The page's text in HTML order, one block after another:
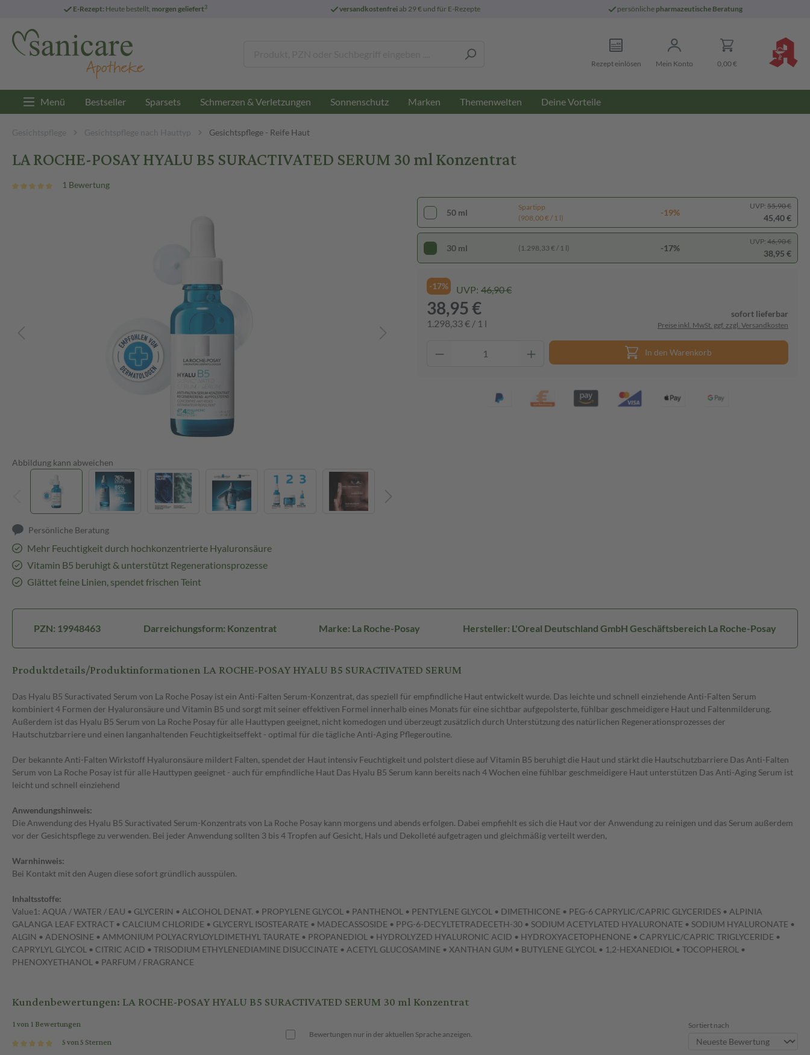
E-Rezept: Heute bestellt, morgen geliefert3 versandkostenfreiab 29 € und für E-Rezepte persönliche pharmazeutische Beratung
Rezept einlösen Mein Konto 0,00 €
Menü Bestseller Sparsets Schmerzen & Verletzungen Sonnenschutz Marken Themenwelten Deine Vorteile
Gesichtspflege Gesichtspflege nach Hauttyp Gesichtspflege - Reife Haut
LA ROCHE-POSAY HYALU B5 SURACTIVATED SERUM 30 ml Konzentrat
1 Bewertung
Abbildung kann abweichen
Persönliche Beratung
Mehr Feuchtigkeit durch hochkonzentrierte Hyaluronsäure
Vitamin B5 beruhigt & unterstützt Regenerationsprozesse
Glättet feine Linien, spendet frischen Teint
50 ml
Spartipp
(908,00 € / 1 l)
-19%
UVP: 55,90 €
45,40 €
30 ml (1.298,33 € / 1 l) -17%
UVP: 46,90 €
38,95 €
-17% UVP: 46,90 €
38,95 €
1.298,33 € / 1 l
sofort lieferbar
Preise inkl. MwSt. ggf. zzgl. Versandkosten
In den Warenkorb
PZN: 19948463 Darreichungsform: Konzentrat Marke: La Roche-Posay Hersteller: L'Oreal Deutschland GmbH Geschäftsbereich La Roche-Posay
Produktdetails/Produktinformationen LA ROCHE-POSAY HYALU B5 SURACTIVATED SERUM
Das Hyalu B5 Suractivated Serum von La Roche Posay ist ein Anti-Falten Serum-Konzentrat, das speziell für empfindliche Haut entwickelt wurde. Das leichte und schnell einziehende Anti-Falten Serum
kombiniert 4 Formen der Hyaluronsäure und Vitamin B5 und sorgt mit seiner effektiven Formel innerhalb eines Monats für eine sichtbar aufgepolsterte, fühlbar geschmeidigere Haut und Faltenmilderung.
Außerdem ist das Hyalu B5 Serum von La Roche Posay für alle Hauttypen geeignet, nicht komedogen und überzeugt zusätzlich durch Unterstützung des natürlichen Regenerationsprozesses der
Hautschutzbarriere und einen langanhaltenden Feuchtigkeitseffekt - optimal für die tägliche Anti-Aging Pflegeroutine.
Der bekannte Anti-Falten Wirkstoff Hyaluronsäure mildert Falten, spendet der Haut intensiv Feuchtigkeit und polstert diese auf Vitamin B5 beruhigt die Haut und stärkt die Hautschutzbarriere Das Anti-Falten
Serum von La Roche Posay ist für alle Hauttypen geeignet - auch für empfindliche Haut Das Hyalu B5 Serum kann bereits nach 4 Wochen eine fühlbar geschmeidigere Haut unterstützen Das Anti-Aging Serum ist
leicht und schnell einziehend
Anwendungshinweis:
Die Anwendung des Hyalu B5 Suractivated Serum-Konzentrats von La Roche Posay kann morgens und abends erfolgen. Dabei empfiehlt es sich die Haut vor der Anwendung zu reinigen und das Serum außerdem
vor der Gesichtspflege zu verwenden. Bei jeder Anwendung sollten 3 bis 4 Tropfen auf Gesicht, Hals und Dekolleté aufgetragen und gleichmäßig verteilt werden,
Warnhinweis:
Bei Kontakt mit den Augen diese sofort gründlich ausspülen.
Inhaltsstoffe:
Value1: AQUA / WATER / EAU • GLYCERIN • ALCOHOL DENAT. • PROPYLENE GLYCOL • PANTHENOL • PENTYLENE GLYCOL • DIMETHICONE • PEG-6 CAPRYLIC/CAPRIC GLYCERIDES • ALPINIA
GALANGA LEAF EXTRACT • CALCIUM CHLORIDE • GLYCERYL ISOSTEARATE • MADECASSOSIDE • PPG-6-DECYLTETRADECETH-30 • SODIUM ACETYLATED HYALURONATE • SODIUM HYALURONATE •
ALGIN • ADENOSINE • AMMONIUM POLYACRYLOYLDIMETHYL TAURATE • PROPANEDIOL • HYDROLYZED HYALURONIC ACID • HYDROXYACETOPHENONE • CAPRYLIC/CAPRIC TRIGLYCERIDE •
CAPRYLYL GLYCOL • CITRIC ACID • TRISODIUM ETHYLENEDIAMINE DISUCCINATE • ACETYL GLUCOSAMINE • XANTHAN GUM • BUTYLENE GLYCOL • 1,2-HEXANEDIOL • TOCOPHEROL •
PHENOXYETHANOL • PARFUM / FRAGRANCE
Kundenbewertungen: LA ROCHE-POSAY HYALU B5 SURACTIVATED SERUM 30 ml Konzentrat
1 von 1 Bewertungen
5 von 5 Sternen
Bewertungen nur in der aktuellen Sprache anzeigen.
Sortiert nach